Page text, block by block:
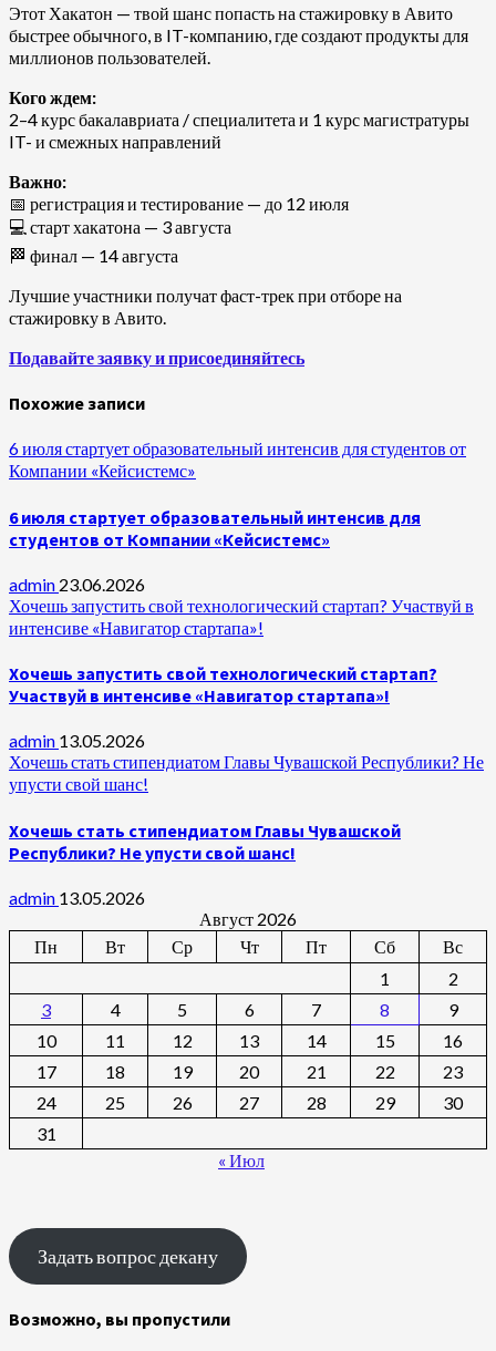
Этот Хакатон — твой шанс попасть на стажировку в Авито
быстрее обычного, в IT-компанию, где создают продукты для
миллионов пользователей.
Кого ждем:
2–4 курс бакалавриата / специалитета и 1 курс магистратуры
IT- и смежных направлений
Важно:
📅 регистрация и тестирование — до 12 июля
💻 старт хакатона — 3 августа
🏁 финал — 14 августа
Лучшие участники получат фаст-трек при отборе на
стажировку в Авито.
Подавайте заявку и присоединяйтесь
Похожие записи
6 июля стартует образовательный интенсив для студентов от
Компании «Кейсистемс»
6 июля стартует образовательный интенсив для
студентов от Компании «Кейсистемс»
admin 23.06.2026
Хочешь запустить свой технологический стартап? Участвуй в
интенсиве «Навигатор стартапа»!
Хочешь запустить свой технологический стартап?
Участвуй в интенсиве «Навигатор стартапа»!
admin 13.05.2026
Хочешь стать стипендиатом Главы Чувашской Республики? Не
упусти свой шанс!
Хочешь стать стипендиатом Главы Чувашской
Республики? Не упусти свой шанс!
admin 13.05.2026
Август 2026
Пн
Вт Ср Чт Пт Сб
Вс
1
2
3
4 5 6 7 8
9
10
11 12 13 14 15
16
17
18 19 20 21 22
23
24
25 26 27 28 29
30
31
« Июл
Задать вопрос декану
Возможно, вы пропустили